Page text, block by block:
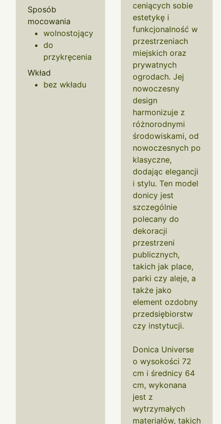
Sposób
mocowania
wolnostojący
do
przykręcenia
Wkład
bez wkładu
ceniących sobie
estetykę i
funkcjonalność w
przestrzeniach
miejskich oraz
prywatnych
ogrodach. Jej
nowoczesny
design
harmonizuje z
różnorodnymi
środowiskami, od
nowoczesnych po
klasyczne,
dodając elegancji
i stylu. Ten model
donicy jest
szczególnie
polecany do
dekoracji
przestrzeni
publicznych,
takich jak place,
parki czy aleje, a
także jako
element ozdobny
przedsiębiorstw
czy instytucji.
Donica Universe
o wysokości 72
cm i średnicy 64
cm, wykonana
jest z
wytrzymałych
materiałów, takich